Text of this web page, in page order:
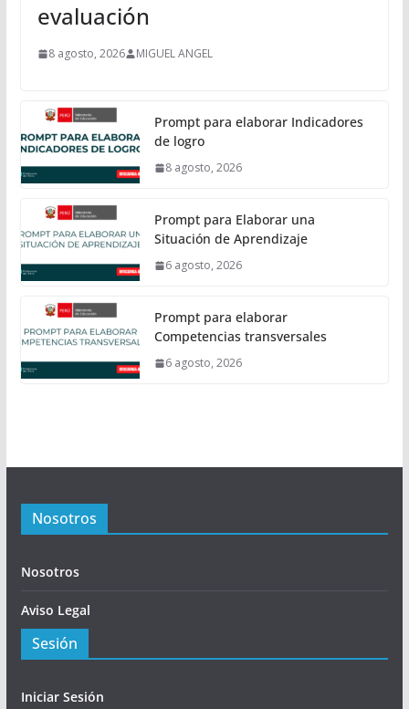
evaluación
8 agosto, 2026 MIGUEL ANGEL
Prompt para elaborar Indicadores
de logro
8 agosto, 2026
Prompt para Elaborar una
Situación de Aprendizaje
6 agosto, 2026
Prompt para elaborar
Competencias transversales
6 agosto, 2026
Nosotros
Nosotros
Aviso Legal
Sesión
Iniciar Sesión